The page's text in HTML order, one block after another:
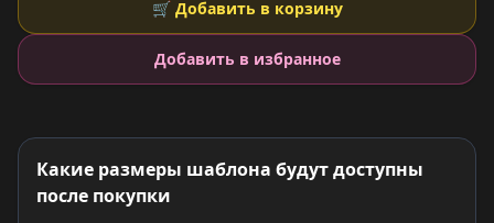
🛒 Добавить в корзину
Добавить в избранное
Какие размеры шаблона будут доступны
после покупки